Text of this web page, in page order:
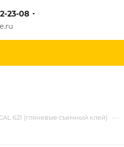
23-08
621 (гляневые съемный клей) —